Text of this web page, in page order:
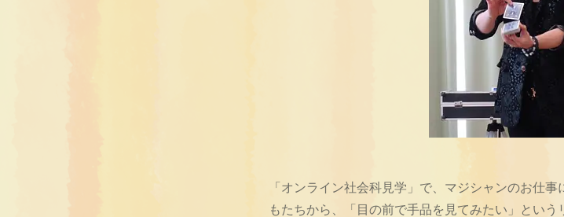
「オンライン社会科見学」で、マジシャンのお仕
もたちから、「目の前で手品を見てみたい」とい